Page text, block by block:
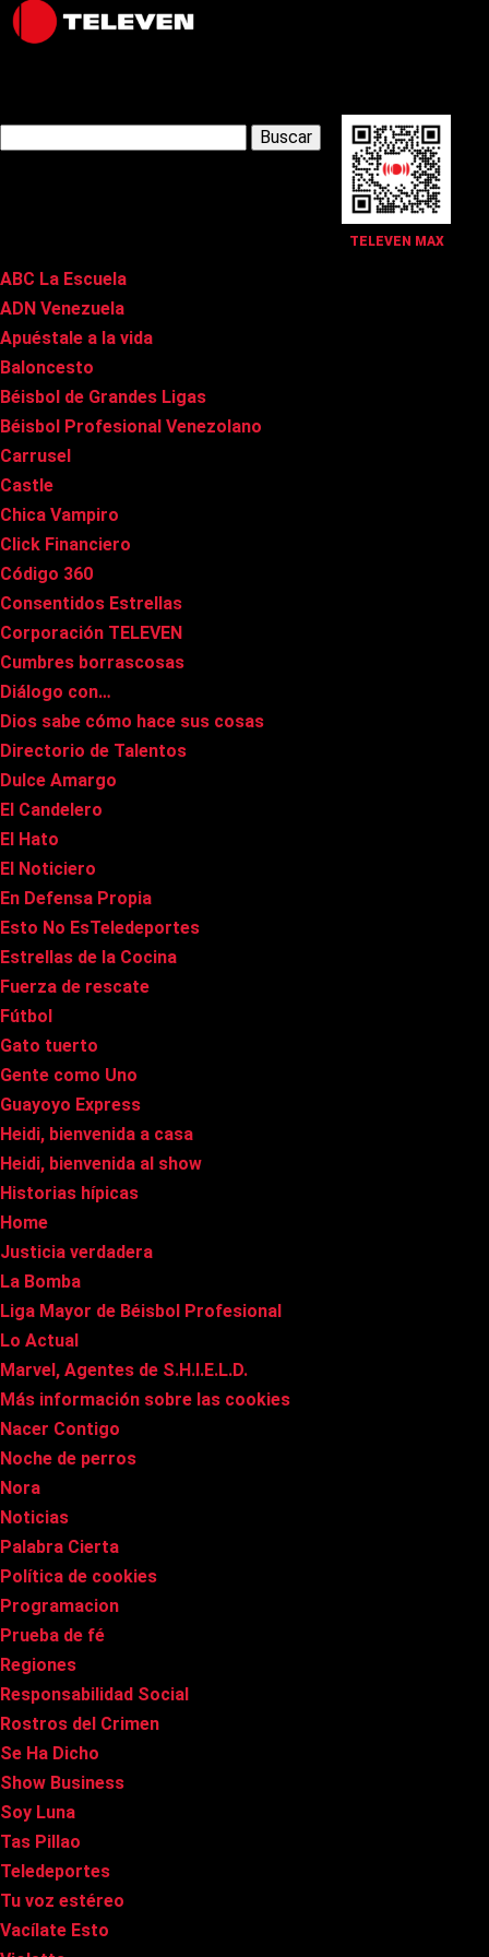
TELEVEN MAX
Latest Posts
ABC La Escuela
ADN Venezuela
Apuéstale a la vida
Baloncesto
Béisbol de Grandes Ligas
Béisbol Profesional Venezolano
Carrusel
Castle
Chica Vampiro
Click Financiero
Código 360
Consentidos Estrellas
Corporación TELEVEN
Cumbres borrascosas
Diálogo con…
Dios sabe cómo hace sus cosas
Directorio de Talentos
Dulce Amargo
El Candelero
El Hato
El Noticiero
En Defensa Propia
Esto No EsTeledeportes
Estrellas de la Cocina
Fuerza de rescate
Fútbol
Gato tuerto
Gente como Uno
Guayoyo Express
Heidi, bienvenida a casa
Heidi, bienvenida al show
Historias hípicas
Home
Justicia verdadera
La Bomba
Liga Mayor de Béisbol Profesional
Lo Actual
Marvel, Agentes de S.H.I.E.L.D.
Más información sobre las cookies
Nacer Contigo
Noche de perros
Nora
Noticias
Palabra Cierta
Política de cookies
Programacion
Prueba de fé
Regiones
Responsabilidad Social
Rostros del Crimen
Se Ha Dicho
Show Business
Soy Luna
Tas Pillao
Teledeportes
Tu voz estéreo
Vacílate Esto